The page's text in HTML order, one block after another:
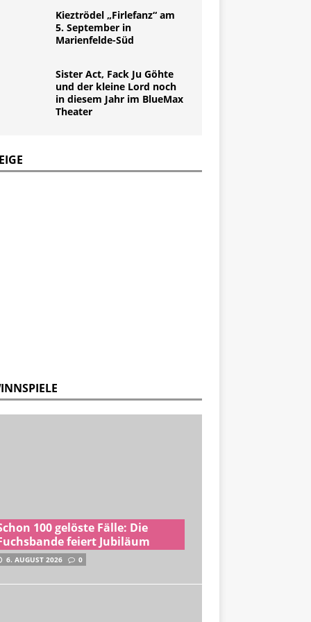
Kieztrödel „Firlefanz“ am
5. September in
Marienfelde-Süd
Sister Act, Fack Ju Göhte
und der kleine Lord noch
in diesem Jahr im BlueMax
Theater
100 gelöste Fälle: Die
feiert Jubiläum
6. AUGUST 2026 0